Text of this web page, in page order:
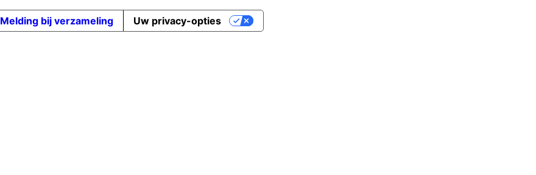
Melding bij verzameling Uw privacy-opties